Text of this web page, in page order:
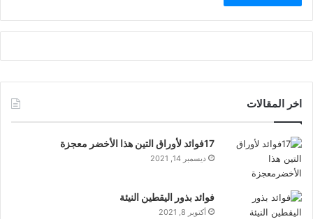
اخر المقالات
17فوائد لأوراق التين هذا الأخضر معجزة
ديسمبر 14, 2021
فوائد بذور اليقطين النيئة
أكتوبر 8, 2021